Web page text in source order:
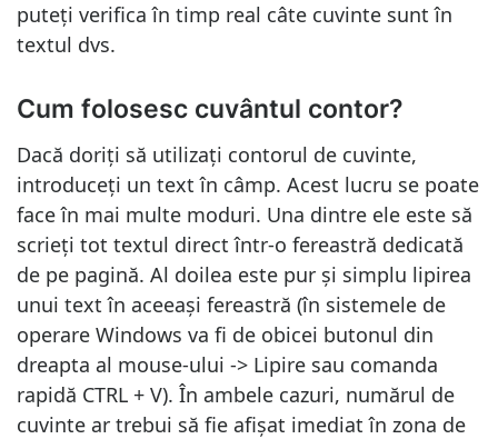
puteți verifica în timp real câte cuvinte sunt în
textul dvs.
Cum folosesc cuvântul contor?
Dacă doriți să utilizați contorul de cuvinte,
introduceți un text în câmp. Acest lucru se poate
face în mai multe moduri. Una dintre ele este să
scrieți tot textul direct într-o fereastră dedicată
de pe pagină. Al doilea este pur și simplu lipirea
unui text în aceeași fereastră (în sistemele de
operare Windows va fi de obicei butonul din
dreapta al mouse-ului -> Lipire sau comanda
rapidă CTRL + V). În ambele cazuri, numărul de
cuvinte ar trebui să fie afișat imediat în zona de